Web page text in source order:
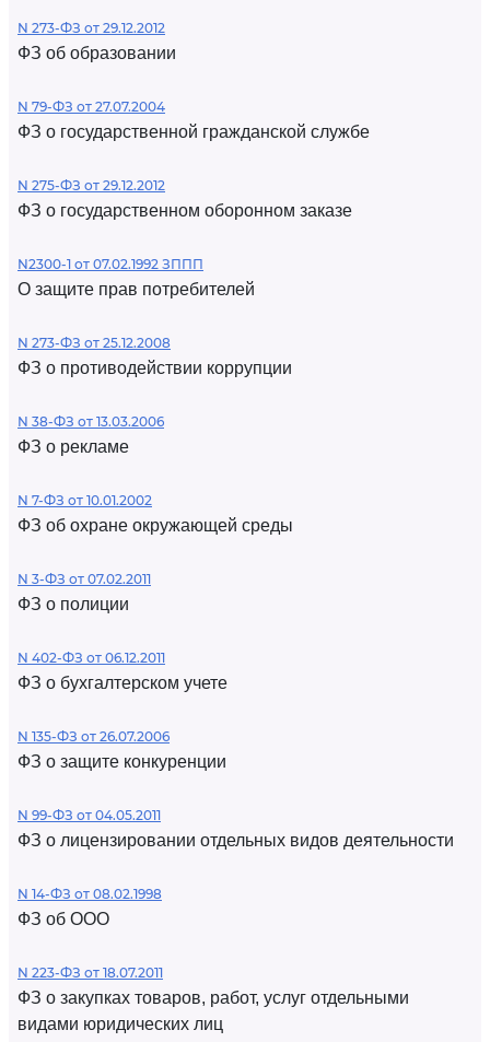
N 273-ФЗ от 29.12.2012
ФЗ об образовании
N 79-ФЗ от 27.07.2004
ФЗ о государственной гражданской службе
N 275-ФЗ от 29.12.2012
ФЗ о государственном оборонном заказе
N2300-1 от 07.02.1992 ЗППП
О защите прав потребителей
N 273-ФЗ от 25.12.2008
ФЗ о противодействии коррупции
N 38-ФЗ от 13.03.2006
ФЗ о рекламе
N 7-ФЗ от 10.01.2002
ФЗ об охране окружающей среды
N 3-ФЗ от 07.02.2011
ФЗ о полиции
N 402-ФЗ от 06.12.2011
ФЗ о бухгалтерском учете
N 135-ФЗ от 26.07.2006
ФЗ о защите конкуренции
N 99-ФЗ от 04.05.2011
ФЗ о лицензировании отдельных видов деятельности
N 14-ФЗ от 08.02.1998
ФЗ об ООО
N 223-ФЗ от 18.07.2011
ФЗ о закупках товаров, работ, услуг отдельными
видами юридических лиц